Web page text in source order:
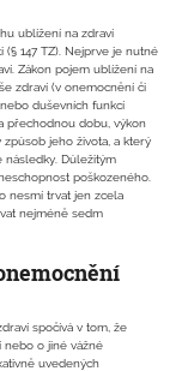
ublížení na zdraví
(§ 147 TZ). Nejprve je nutné
Zákon pojem ublížení na
zdraví (v onemocnění či
duševních funkcí
přechodnou dobu, výkon
jeho života, a který
následky. Důležitým
poškozeného.
nesmí trvat jen zcela
nejméně sedm
spočívá v tom, že
nebo o jiné vážné
uvedených